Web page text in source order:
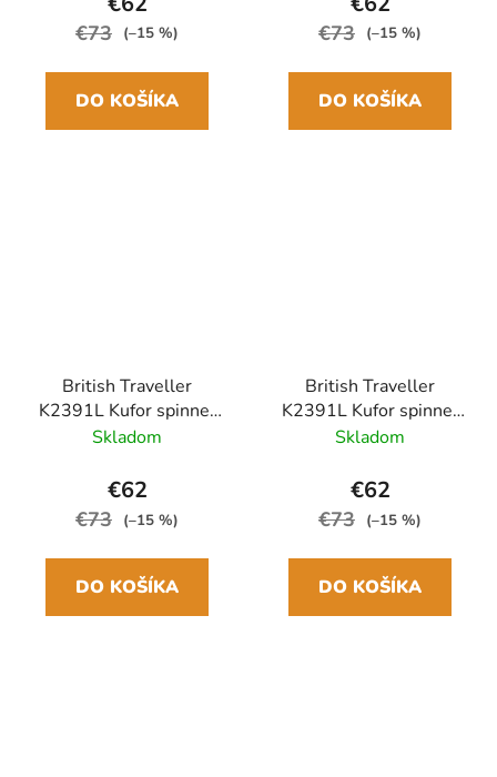
€73 (–15 %)
DO KOŠÍKA
€73 (–15 %)
DO KOŠÍKA
British Traveller
K2391L Kufor spinner
64cm Oranžová ABS
Skladom
€62
€73 (–15 %)
DO KOŠÍKA
British Traveller
K2391L Kufor spinner
64cm Sivá ABS
Skladom
€62
€73 (–15 %)
DO KOŠÍKA